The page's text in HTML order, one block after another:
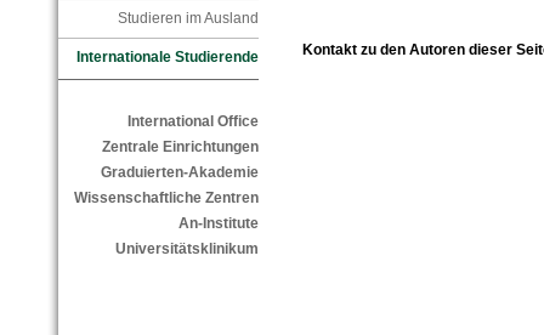
Studieren im Ausland
Internationale Studierende
International Office
Zentrale Einrichtungen
Graduierten-Akademie
Wissenschaftliche Zentren
An-Institute
Universitätsklinikum
Kontakt zu den Autoren dieser